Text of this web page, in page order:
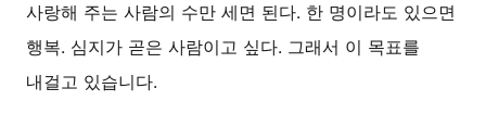
사랑해 주는 사람의 수만 세면 된다. 한 명이라도 있으면
행복. 심지가 곧은 사람이고 싶다. 그래서 이 목표를
내걸고 있습니다.